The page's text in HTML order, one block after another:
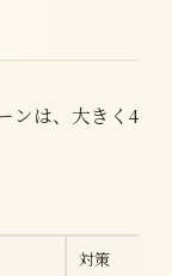
ンは、大きく4
対策